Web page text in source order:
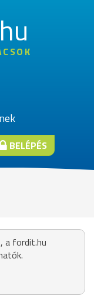
hu
BELÉPÉS
a fordit.hu